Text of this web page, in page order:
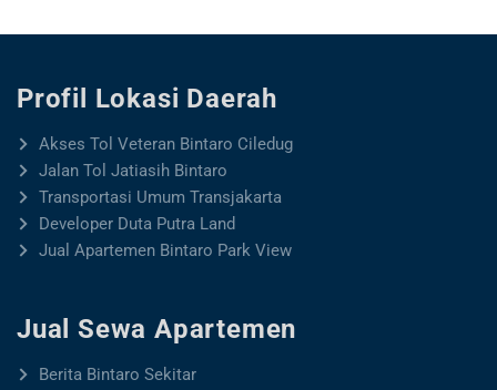
Profil Lokasi Daerah
Akses Tol Veteran Bintaro Ciledug
Jalan Tol Jatiasih Bintaro
Transportasi Umum Transjakarta
Developer Duta Putra Land
Jual Apartemen Bintaro Park View
Jual Sewa Apartemen
Berita Bintaro Sekitar